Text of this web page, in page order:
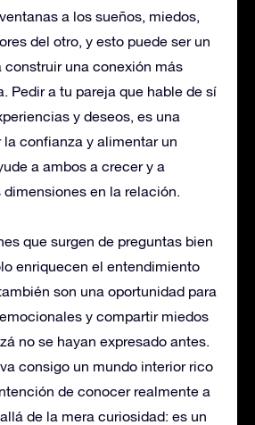
a los sueños, miedos,
del otro, y esto puede ser un
construir una conexión más
Pedir a tu pareja que hable de sí
y deseos, es una
la confianza y alimentar un
a ambos a crecer y a
en la relación.
que surgen de preguntas bien
enriquecen el entendimiento
son una oportunidad para
y compartir miedos
no se hayan expresado antes.
consigo un mundo interior rico
de conocer realmente a
de la mera curiosidad: es un